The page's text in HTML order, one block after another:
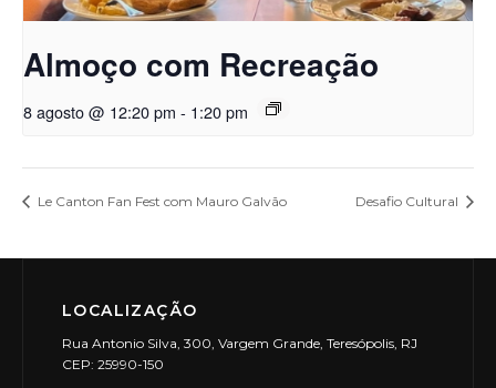
Almoço com Recreação
8 agosto @ 12:20 pm - 1:20 pm
Le Canton Fan Fest com Mauro Galvão Desafio Cultural
LOCALIZAÇÃO
Rua Antonio Silva, 300, Vargem Grande, Teresópolis, RJ
CEP: 25990-150